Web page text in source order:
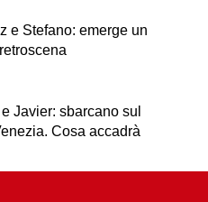
e Stefano: emerge un
Javier: sbarcano sul
Cosa accadrà